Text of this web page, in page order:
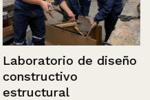
Laboratorio de diseño
constructivo
estructural